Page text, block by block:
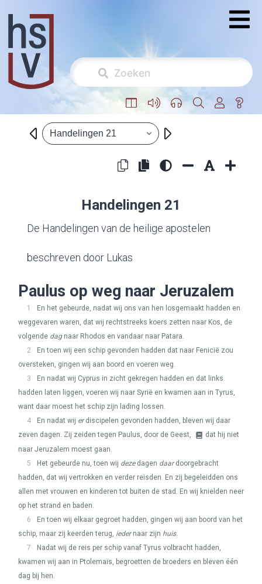
Handelingen 21
Handelingen 21
De Handelingen van de heilige apostelen
beschreven door Lukas
Paulus op weg naar Jeruzalem
1
En het gebeurde, nadat wij ons van hen losgemaakt hadden en
weggevaren waren, dat wij rechtstreeks koers zetten naar Kos, de
volgende dagnaar Rhodos en vandaar naar Patara.
2
En toen wij een schip gevonden hadden dat naar Fenicië zou
oversteken, gingen wij aan boord en voeren weg.
3
En nadat wij Cyprus in zicht gekregen hadden en dat links
hadden laten liggen, voeren wij naar Syrië en kwamen aan in Tyrus,
want daar moest het schip zijn lading lossen.
4
En nadat wij erdiscipelen gevonden hadden, bleven wij daar
zeven dagen. Zij zeiden tegen Paulus, door de Geest,
dat hij niet
naar Jeruzalem moest gaan.
5
Het gebeurde nu, toen wij dezedagen daardoorgebracht
hadden, dat wij vertrokken en verder reisden. En zij begeleidden ons
allen met vrouwen en kinderen tot buiten de stad. En wij knielden neer
op het strand en baden.
6
En toen wij elkaar gegroet hadden, gingen wij aan boord van het
schip, maar zij keerden terug, iedernaar zijn huis.
7
Nadat wij de reis per schip vanaf Tyrus volbracht hadden,
kwamen wij aan in Ptolemaïs, begroetten de broeders en bleven één
dag bij hen.